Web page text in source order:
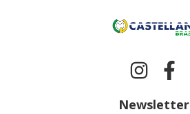
Newsletter